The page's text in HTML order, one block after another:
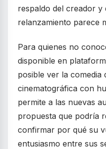
respaldo del creador
relanzamiento parece
Para quienes no
disponible en
posible ver la comedia
cinematográfica con
permite a las nuevas
propuesta que podría
confirmar por qué su
entusiasmo entre sus